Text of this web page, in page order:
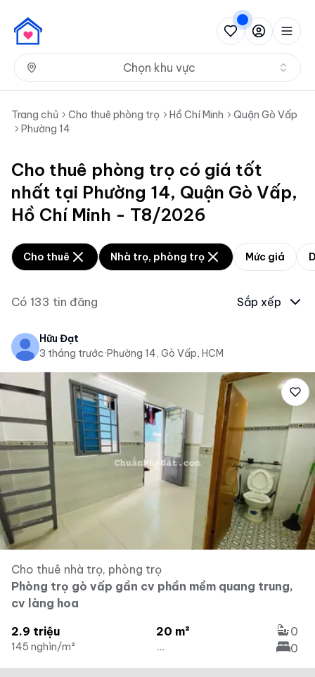
Chọn khu vực
Trang chủ Cho thuê phòng trọ Hồ Chí Minh
Quận Gò Vấp
Phường 14
Cho thuê phòng trọ có giá tốt
nhất tại Phường 14, Quận Gò Vấp,
Hồ Chí Minh - T8/2026
Cho thuê Nhà trọ, phòng trọ Mức giá
Có 133 tin đăng Sắp xếp
Hữu Đạt
3 tháng trước·Phường 14, Gò Vấp, HCM
Cho thuê nhà trọ, phòng trọ
Phòng trọ gò vấp gần cv phần mềm quang trung,
cv làng hoa
2.9 triệu
145 nghìn/m²
20 m²
...
0
0